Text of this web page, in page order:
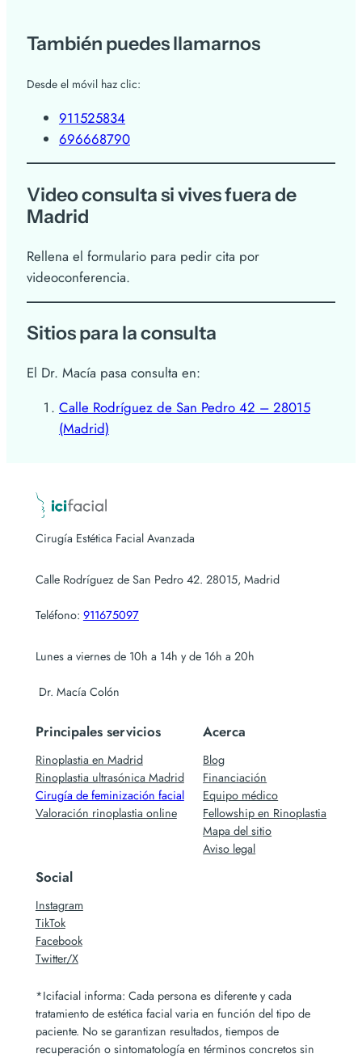
También puedes llamarnos
Desde el móvil haz clic:
911525834
696668790
Video consulta si vives fuera de
Madrid
Rellena el formulario para pedir cita por
videoconferencia.
Sitios para la consulta
El Dr. Macía pasa consulta en:
Calle Rodríguez de San Pedro 42 – 28015
(Madrid)
Cirugía Estética Facial Avanzada
Calle Rodríguez de San Pedro 42. 28015, Madrid
Teléfono: 911675097
Lunes a viernes de 10h a 14h y de 16h a 20h
Dr. Macía Colón
Principales servicios
Rinoplastia en Madrid
Rinoplastia ultrasónica Madrid
Cirugía de feminización facial
Valoración rinoplastia online
Acerca
Blog
Financiación
Equipo médico
Fellowship en Rinoplastia
Mapa del sitio
Aviso legal
Social
Instagram
TikTok
Facebook
Twitter/X
*Icifacial informa: Cada persona es diferente y cada
tratamiento de estética facial varia en función del tipo de
paciente. No se garantizan resultados, tiempos de
recuperación o sintomatología en términos concretos sin